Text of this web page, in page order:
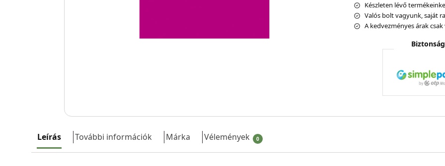
Készleten lévő
Valós bolt vagyunk, saját
A kedvezményes árak
Leírás További információk Márka Vélemények 0